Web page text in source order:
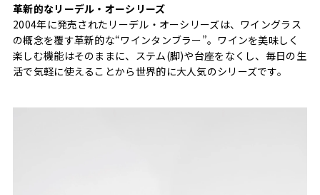
革新的なリーデル・オーシリーズ
2004年に発売されたリーデル・オーシリーズは、ワイングラス
の概念を覆す革新的な“ワインタンブラー”。ワインを美味しく
楽しむ機能はそのままに、ステム(脚)や台座をなくし、毎日の生
活で気軽に使えることから世界的に大人気のシリーズです。